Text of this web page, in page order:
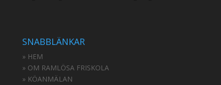
SNABBLÄNKAR
» HEM
» OM RAMLÖSA FRISKOLA
» KÖANMÄLAN